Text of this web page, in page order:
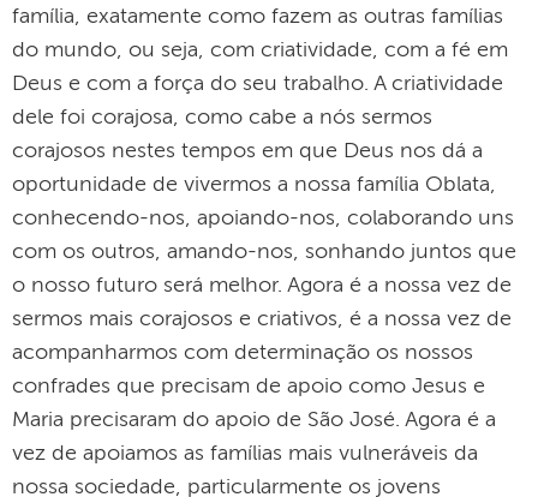
família, exatamente como fazem as outras famílias
do mundo, ou seja, com criatividade, com a fé em
Deus e com a força do seu trabalho. A criatividade
dele foi corajosa, como cabe a nós sermos
corajosos nestes tempos em que Deus nos dá a
oportunidade de vivermos a nossa família Oblata,
conhecendo-nos, apoiando-nos, colaborando uns
com os outros, amando-nos, sonhando juntos que
o nosso futuro será melhor. Agora é a nossa vez de
sermos mais corajosos e criativos, é a nossa vez de
acompanharmos com determinação os nossos
confrades que precisam de apoio como Jesus e
Maria precisaram do apoio de São José. Agora é a
vez de apoiamos as famílias mais vulneráveis da
nossa sociedade, particularmente os jovens